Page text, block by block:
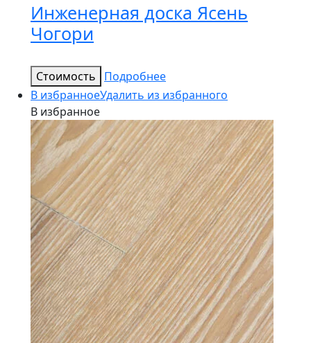
Инженерная доска Ясень
Чогори
Стоимость
Подробнее
В избранноеУдалить из избранного
В избранное